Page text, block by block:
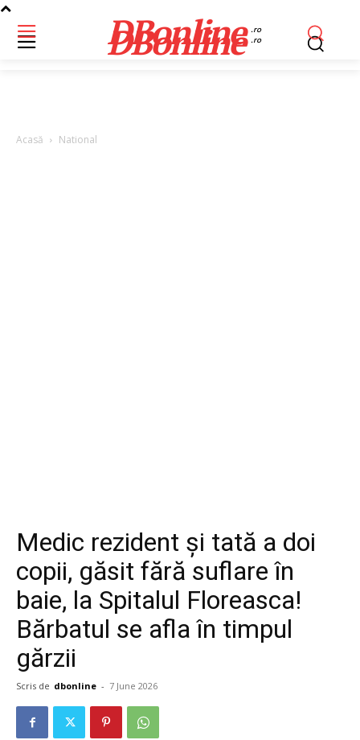
DBonline .ro
DBonline .ro
Acasă National
Medic rezident și tată a doi
copii, găsit fără suflare în
baie, la Spitalul Floreasca!
Bărbatul se afla în timpul
gărzii
Scris de dbonline - 7 June 2026